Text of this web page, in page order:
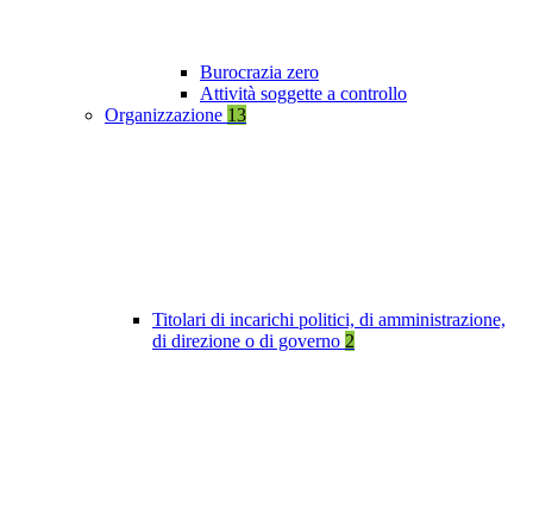
Burocrazia zero
Attività soggette a controllo
Organizzazione 13
Titolari di incarichi politici, di amministrazione,
di direzione o di governo 2